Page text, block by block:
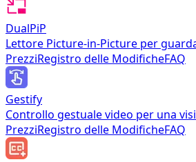
DualPiP
Lettore Picture-in-Picture per
PrezziRegistro delle ModificheFAQ
Gestify
Controllo gestuale video per una
PrezziRegistro delle ModificheFAQ